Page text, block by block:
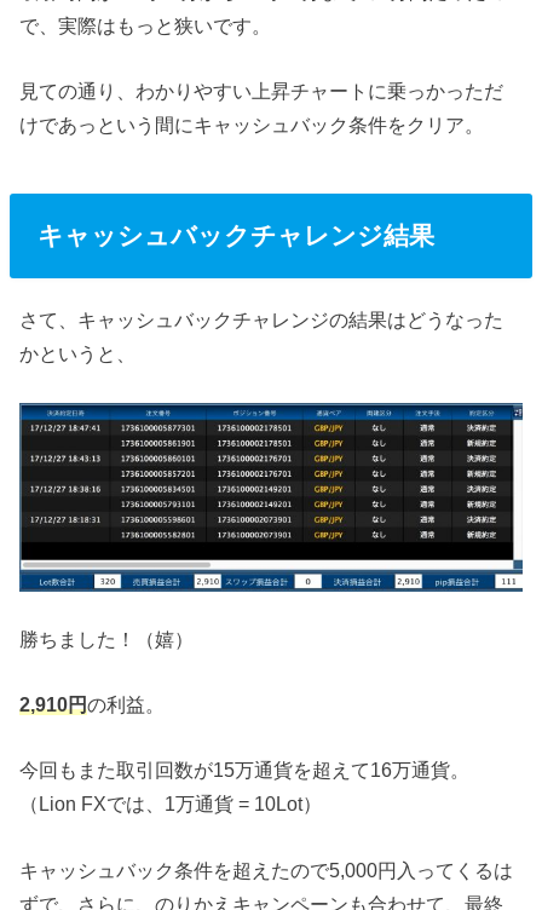
で、実際はもっと狭いです。
見ての通り、わかりやすい上昇チャートに乗っかっただ
けであっという間にキャッシュバック条件をクリア。
キャッシュバックチャレンジ結果
さて、キャッシュバックチャレンジの結果はどうなった
かというと、
勝ちました！（嬉）
2,910円の利益。
今回もまた取引回数が15万通貨を超えて16万通貨。
（Lion FXでは、1万通貨 = 10Lot）
キャッシュバック条件を超えたので5,000円入ってくるは
ずで、さらに、のりかえキャンペーンも合わせて、最終